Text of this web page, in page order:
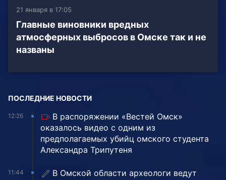
21 января в 17:05
Главные виновники вредных
атмосферных выбросов в Омске так и не
названы
ПОСЛЕДНИЕ НОВОСТИ
12:26
В распоряжении «Вестей Омск»
оказалось видео с одним из
предполагаемых убийц омского студента
Александра Трипутеня
11:44
В Омской области археологи ведут